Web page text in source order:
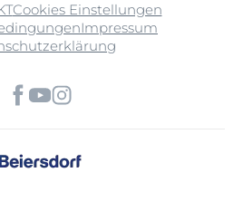
Cookies Einstellungen
Impressum